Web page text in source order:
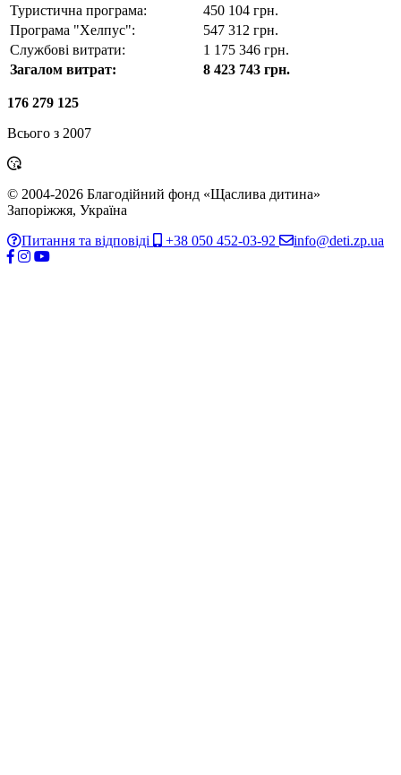
Туристична програма:
450 104 грн.
Програма "Хелпус":
547 312 грн.
Службові витрати:
1 175 346 грн.
Загалом витрат:
8 423 743 грн.
176 279 125
Всього з 2007
© 2004-2026 Благодійний фонд «Щаслива дитина»
Запоріжжя, Україна
Питання та відповіді
+38 050 452-03-92 info@deti.zp.ua